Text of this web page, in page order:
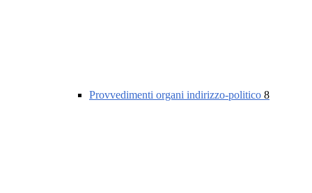
Provvedimenti organi indirizzo-politico 8